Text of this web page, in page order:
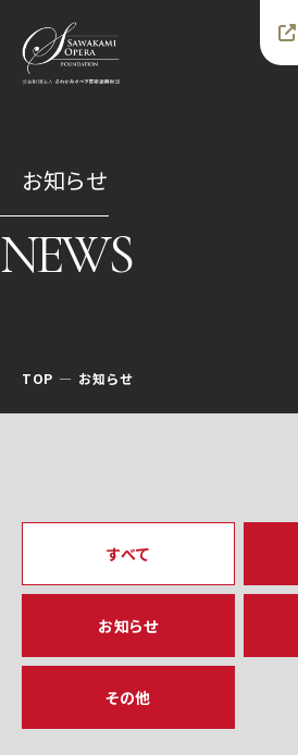
お知らせ
NEWS
TOP お知らせ
すべて
お知らせ
その他